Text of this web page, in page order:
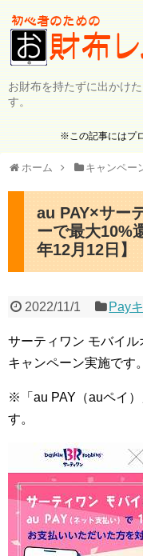
お財布を持たずに出かけ
す。
※この記事にはプ
ホーム キャンペー
au PAY×サー
ーで最大10%
年12月12日】
2022/11/1 Pay
サーティワン モバイ
キャンペーン実施です。
※「au PAY（auペイ
す。